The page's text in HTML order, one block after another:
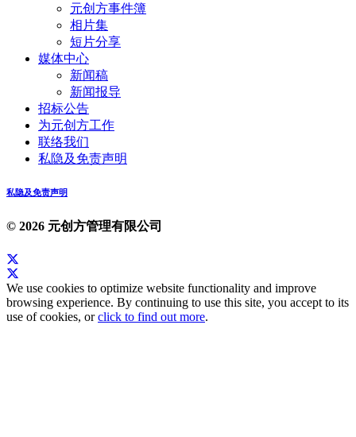
元创方事件簿
相片集
短片分享
媒体中心
新闻稿
新闻报导
招标公告
为元创方工作
联络我们
私隐及免责声明
私隐及免责声明
© 2026 元创方管理有限公司
We use cookies to optimize website functionality and improve
browsing experience. By continuing to use this site, you accept to its
use of cookies, orclick to find out more.